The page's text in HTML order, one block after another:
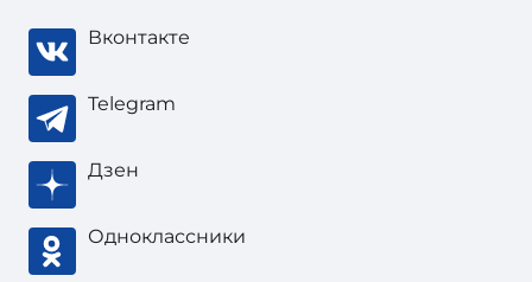
Вконтакте
Telegram
Дзен
Одноклассники